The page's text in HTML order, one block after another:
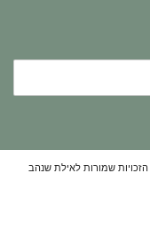
שמורות לאילת שנהב